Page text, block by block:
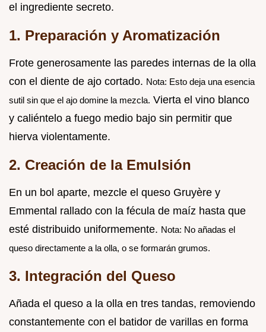
el ingrediente secreto.
1. Preparación y Aromatización
Frote generosamente las paredes internas de la olla
con el diente de ajo cortado. Nota: Esto deja una esencia
sutil sin que el ajo domine la mezcla. Vierta el vino blanco
y caliéntelo a fuego medio bajo sin permitir que
hierva violentamente.
2. Creación de la Emulsión
En un bol aparte, mezcle el queso Gruyère y
Emmental rallado con la fécula de maíz hasta que
esté distribuido uniformemente. Nota: No añadas el
queso directamente a la olla, o se formarán grumos.
3. Integración del Queso
Añada el queso a la olla en tres tandas, removiendo
constantemente con el batidor de varillas en forma